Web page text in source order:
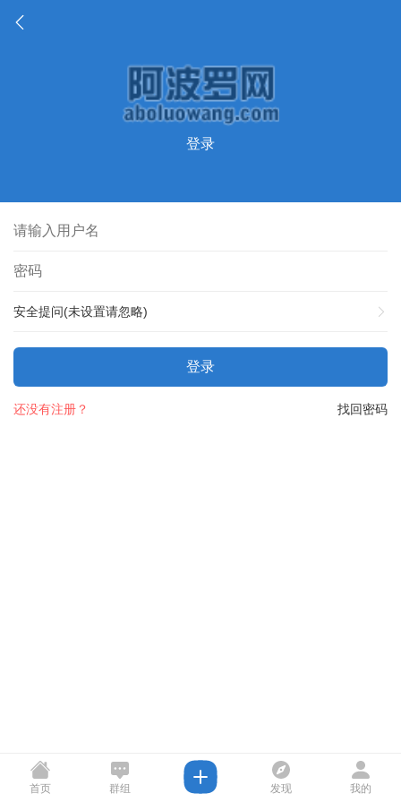
登录
安全提问(未设置请忽略)
登录
找回密码
还没有注册？
首页 群组 发现 我的